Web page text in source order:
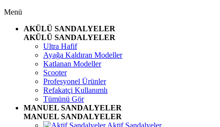
Menü
AKÜLÜ SANDALYELER
AKÜLÜ SANDALYELER
Ultra Hafif
Ayağa Kaldıran Modeller
Katlanan Modeller
Scooter
Profesyonel Ürünler
Refakatçi Kullanımlı
Tümünü Gör
MANUEL SANDALYELER
MANUEL SANDALYELER
Aktif Sandalyeler